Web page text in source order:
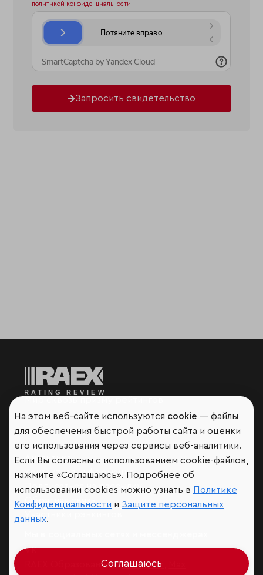
политикой конфиденциальности
Запросить свидетельство
Аналитика
Контактная информация
Подписаться на рассылку
Обратная связь
VK
RAEX Образование –Telegram
На этом веб-сайте используются cookie — файлы
для обеспечения быстрой работы сайта и оценки
его использования через сервисы веб-аналитики.
Если Вы согласны с использованием cookie-файлов,
нажмите «Соглашаюсь». Подробнее об
использовании cookies можно узнать в Политике
Конфиденциальности и Защите персональных
данных.
Соглашаюсь